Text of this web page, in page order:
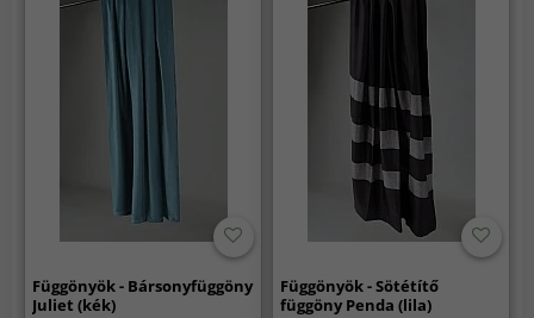
Függönyök - Bársonyfüggöny
Juliet (kék)
Függönyök - Sötétítő
függöny Penda (lila)